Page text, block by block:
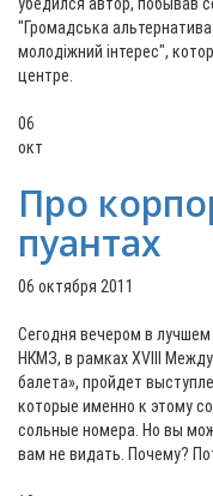
"Громадська
молодіжний інтерес",
центре.
06
окт
Про
пуантах
06 октября 2011
Сегодня вечером в
НКМЗ, в рамках XVIIІ
балета», пройдет
которые именно к этому
сольные номера. Но вы
вам не видать. Почему?